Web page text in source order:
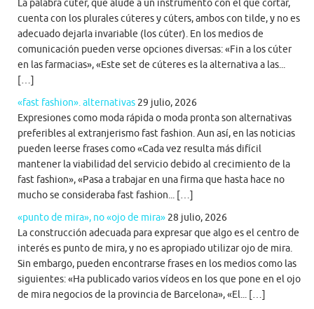
La palabra cúter, que alude a un instrumento con el que cortar,
cuenta con los plurales cúteres y cúters, ambos con tilde, y no es
adecuado dejarla invariable (los cúter). En los medios de
comunicación pueden verse opciones diversas: «Fin a los cúter
en las farmacias», «Este set de cúteres es la alternativa a las...
[…]
«fast fashion». alternativas 29 julio, 2026
Expresiones como moda rápida o moda pronta son alternativas
preferibles al extranjerismo fast fashion. Aun así, en las noticias
pueden leerse frases como «Cada vez resulta más difícil
mantener la viabilidad del servicio debido al crecimiento de la
fast fashion», «Pasa a trabajar en una firma que hasta hace no
mucho se consideraba fast fashion... […]
«punto de mira», no «ojo de mira» 28 julio, 2026
La construcción adecuada para expresar que algo es el centro de
interés es punto de mira, y no es apropiado utilizar ojo de mira.
Sin embargo, pueden encontrarse frases en los medios como las
siguientes: «Ha publicado varios vídeos en los que pone en el ojo
de mira negocios de la provincia de Barcelona», «El... […]